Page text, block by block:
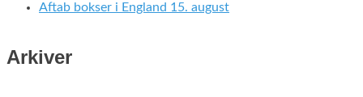
Aftab bokser i England 15. august
Arkiver